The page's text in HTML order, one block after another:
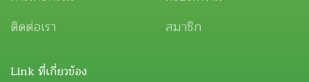
ติดต่อเรา
สมาชิก
Link ที่เกี่ยวข้อง